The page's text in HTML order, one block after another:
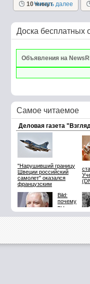
салаты очень
вкусные сами...
10 минут
Читать далее
Доска бесплатных
Объявления на
Самое читаемое